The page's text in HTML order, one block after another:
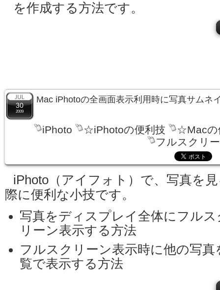
を作成する方法です。
30
2009
Mac iPhotoの全画面表示利用時に写真サムネ
iPhoto ☆iPhotoの便利技
☆Macの
フルスクリ
iPhoto（アイフォト）で、写真を
際に便利な小技です。
写真をディスプレイ全体にフルス
リーン表示する方法
フルスクリーン表示時に他の写
覧で表示する方法